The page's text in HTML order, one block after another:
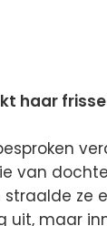
haar
van
ze
uit, maar